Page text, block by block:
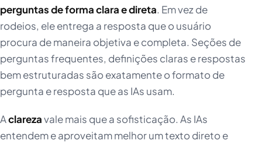
perguntas de forma clara e direta. Em vez de
rodeios, ele entrega a resposta que o usuário
procura de maneira objetiva e completa. Seções de
perguntas frequentes, definições claras e respostas
bem estruturadas são exatamente o formato de
pergunta e resposta que as IAs usam.
Aclarezavale mais que a sofisticação. As IAs
entendem e aproveitam melhor um texto direto e